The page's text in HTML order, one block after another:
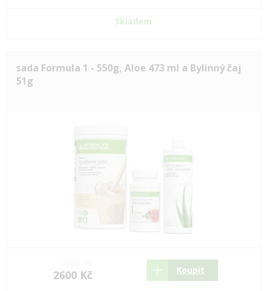
Skladem
sada Formula 1 - 550g, Aloe 473 ml a Bylinný čaj
51g
2600 Kč Koupit